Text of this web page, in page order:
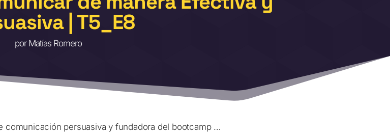
| T5_E8
por Matías Romero
comunicación persuasiva y fundadora del bootcamp …